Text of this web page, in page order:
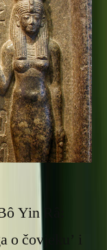
Yin Râ:
o čovjeku’ i